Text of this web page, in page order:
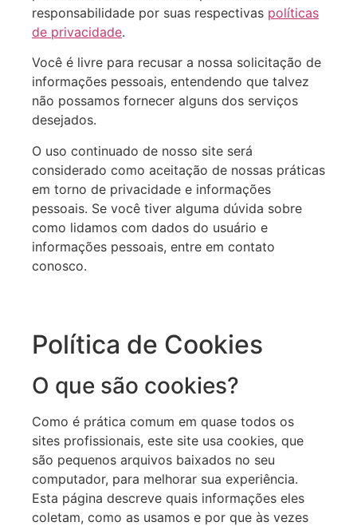
responsabilidade por suas respectivas políticas
de privacidade.
Você é livre para recusar a nossa solicitação de
informações pessoais, entendendo que talvez
não possamos fornecer alguns dos serviços
desejados.
O uso continuado de nosso site será
considerado como aceitação de nossas práticas
em torno de privacidade e informações
pessoais. Se você tiver alguma dúvida sobre
como lidamos com dados do usuário e
informações pessoais, entre em contato
conosco.
Política de Cookies
O que são cookies?
Como é prática comum em quase todos os
sites profissionais, este site usa cookies, que
são pequenos arquivos baixados no seu
computador, para melhorar sua experiência.
Esta página descreve quais informações eles
coletam, como as usamos e por que às vezes